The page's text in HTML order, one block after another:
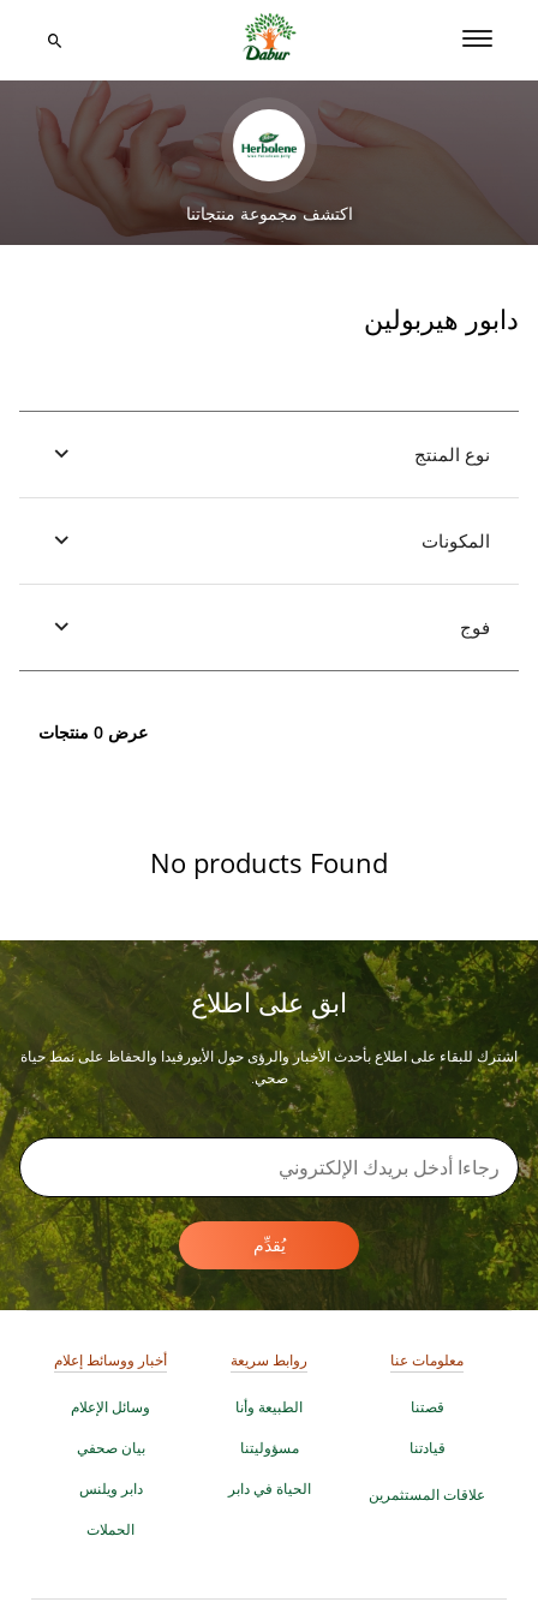
اكتشف مجموعة منتجاتنا
دابور هيربولين
نوع المنتج
المكونات
فوج
عرض 0 منتجات
No products Found
ابق على اطلاع
اشترك للبقاء على اطلاع بأحدث الأخبار والرؤى حول الأيورفيدا والحفاظ على نمط حياة
صحي.
يُقدِّم
معلومات عنا
قصتنا
قيادتنا
علاقات المستثمرين
روابط سريعة
الطبيعة وأنا
مسؤوليتنا
الحياة في دابر
أخبار ووسائط إعلام
وسائل الإعلام
بيان صحفي
دابر ويلنس
الحملات